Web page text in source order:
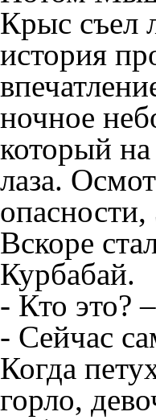
Крыс съел
история
ночное
который на
лаза.
Вскоре
Курбабай.
- Кто это?
- Сейчас
Когда
горло,